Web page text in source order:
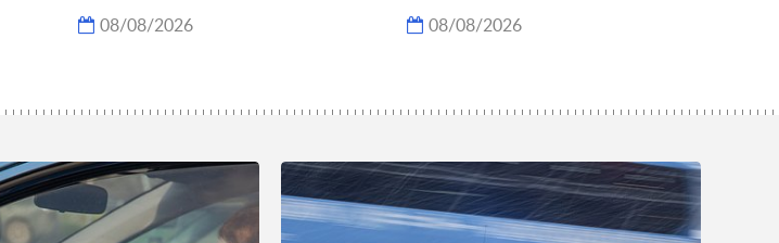
08/08/2026 08/08/2026